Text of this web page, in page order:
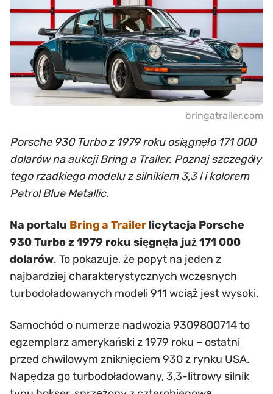
bringatrailer.com
Porsche 930 Turbo z 1979 roku osiągnęło 171 000
dolarów na aukcji Bring a Trailer. Poznaj szczegóły
tego rzadkiego modelu z silnikiem 3,3 l i kolorem
Petrol Blue Metallic.
Na portalu Bring a Trailer licytacja Porsche
930 Turbo z 1979 roku sięgnęła już 171 000
dolarów. To pokazuje, że popyt na jeden z
najbardziej charakterystycznych wczesnych
turbodoładowanych modeli 911 wciąż jest wysoki.
Samochód o numerze nadwozia 9309800714 to
egzemplarz amerykański z 1979 roku – ostatni
przed chwilowym zniknięciem 930 z rynku USA.
Napędza go turbodoładowany, 3,3-litrowy silnik